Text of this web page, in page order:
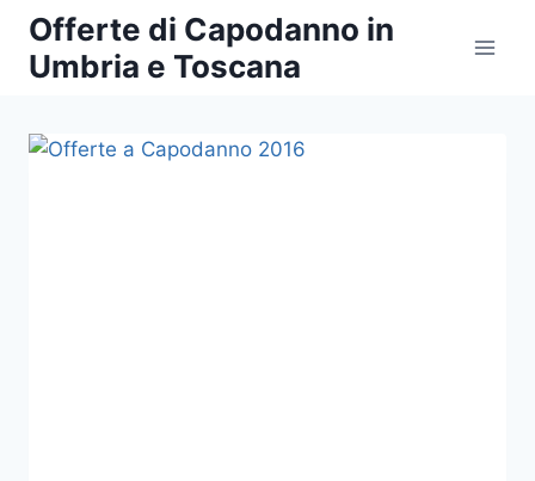
Salta
contenuto
Offerte di Capodanno in
Umbria e Toscana